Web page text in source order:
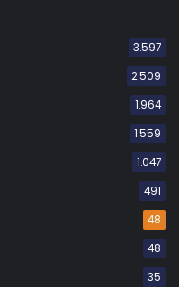
3.597
2.509
1.964
1.559
1.047
491
48
48
35